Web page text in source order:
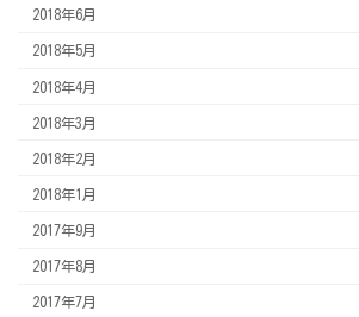
2018年6月
2018年5月
2018年4月
2018年3月
2018年2月
2018年1月
2017年9月
2017年8月
2017年7月